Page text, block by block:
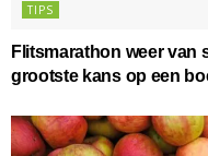
TIPS
Flitsmarathon weer van
grootste kans op een